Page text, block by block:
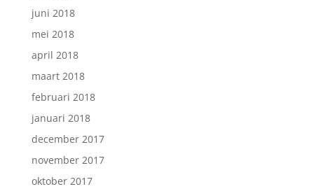
juni 2018
mei 2018
april 2018
maart 2018
februari 2018
januari 2018
december 2017
november 2017
oktober 2017